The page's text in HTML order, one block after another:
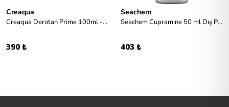
Creaqua
Creaqua Derotan Prime 100ml - Mikrobiyal Denge Desteği
390 ₺
Seachem
Seachem Cupramine 50 ml Dış Parazit İlacı
403 ₺